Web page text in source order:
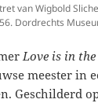
van Wigbold
Dordrechts
Love is in
meester in
Geschilderd